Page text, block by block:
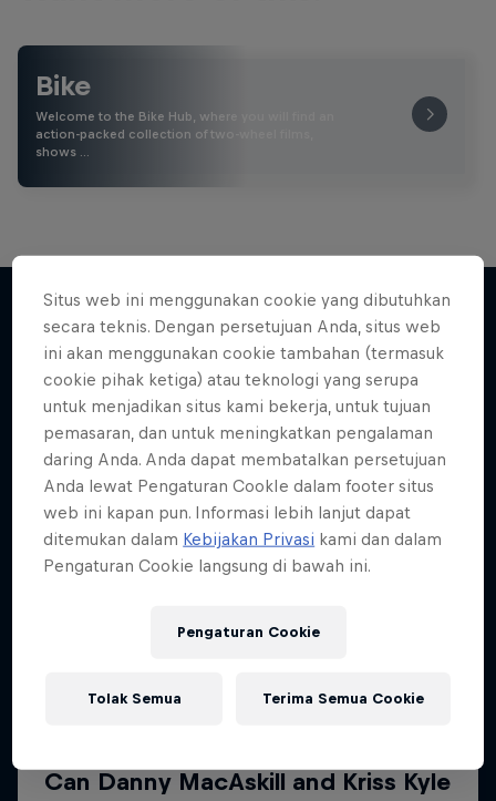
Bike
Welcome to the Bike Hub, where you will find an
action-packed collection of two-wheel films,
shows …
Lebih banyak seperti ini
Situs web ini menggunakan cookie yang dibutuhkan
secara teknis. Dengan persetujuan Anda, situs web
ini akan menggunakan cookie tambahan (termasuk
cookie pihak ketiga) atau teknologi yang serupa
untuk menjadikan situs kami bekerja, untuk tujuan
pemasaran, dan untuk meningkatkan pengalaman
daring Anda. Anda dapat membatalkan persetujuan
Anda lewat Pengaturan CookIe dalam footer situs
web ini kapan pun. Informasi lebih lanjut dapat
ditemukan dalam Kebijakan Privasi kami dan dalam
Pengaturan Cookie langsung di bawah ini.
Pengaturan Cookie
Tolak Semua Terima Semua Cookie